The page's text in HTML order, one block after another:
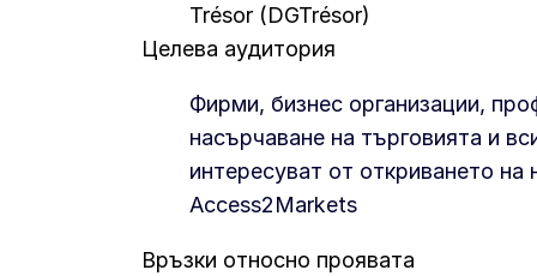
Trésor (DGTrésor)
Целева аудитория
Фирми, бизнес организации,
насърчаване на търговията и
интересуват от откриването на
Access2Markets
Връзки относно проявата